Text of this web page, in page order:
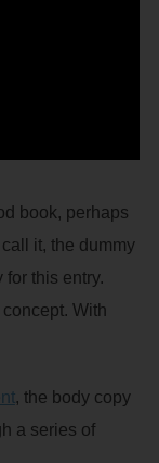
book, perhaps
call it, the dummy
for this entry.
With
, the body copy
a series of